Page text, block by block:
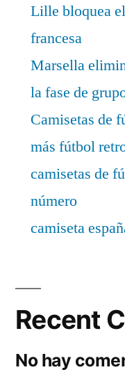
Lille bloquea
francesa
Marsella
la fase de
Camisetas de
más fútbol
camisetas de
número
camiseta
Recent
No hay